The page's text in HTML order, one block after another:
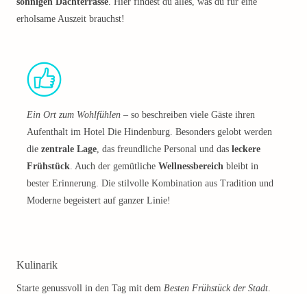
erholsame Auszeit brauchst!
Ein Ort zum Wohlfühlen – so beschreiben viele Gäste ihren
Aufenthalt im Hotel Die Hindenburg. Besonders gelobt werden
die zentrale Lage, das freundliche Personal und das leckere
Frühstück. Auch der gemütliche Wellnessbereich bleibt in
bester Erinnerung. Die stilvolle Kombination aus Tradition und
Moderne begeistert auf ganzer Linie!
Kulinarik
Starte genussvoll in den Tag mit dem Besten Frühstück der Stadt.